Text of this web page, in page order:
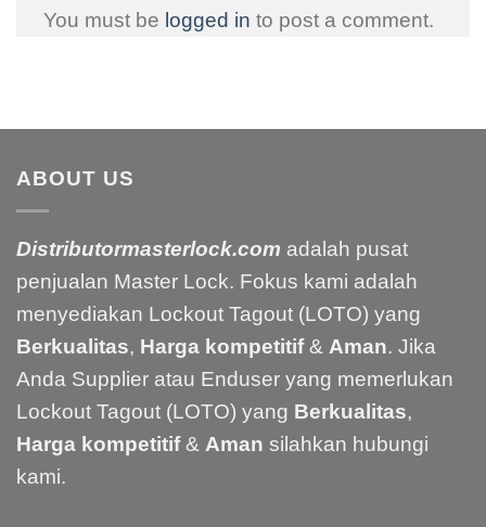
You must be logged in to post a comment.
ABOUT US
Distributormasterlock.com adalah pusat
penjualan Master Lock. Fokus kami adalah
menyediakan Lockout Tagout (LOTO) yang
Berkualitas, Harga kompetitif& Aman. Jika
Anda Supplier atau Enduser yang memerlukan
Lockout Tagout (LOTO) yang Berkualitas,
Harga kompetitif& Aman silahkan hubungi
kami.